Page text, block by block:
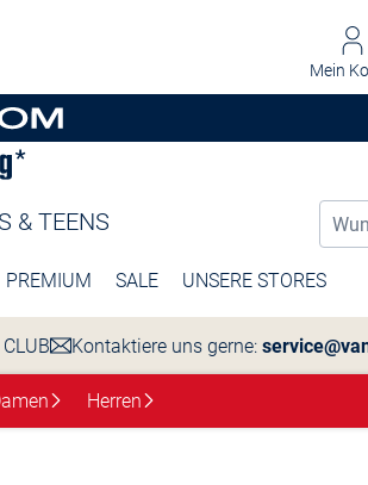
Mein
& TEENS
PREMIUM SALE UNSERE STORES
Kontaktiere uns gerne:
Herren